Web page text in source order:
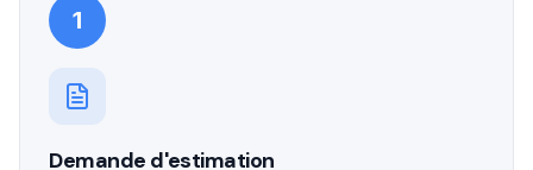
1
Demande d'estimation